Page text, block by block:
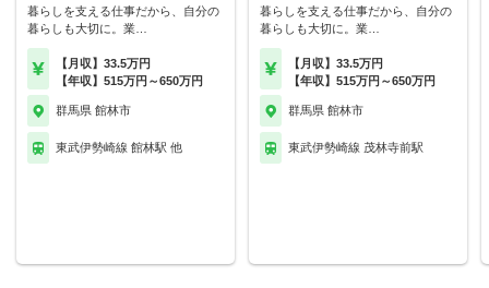
暮らしを支える仕事だから、自分の
暮らしも大切に。業…
【月収】33.5万円
【年収】515万円～650万円
群馬県 館林市
東武伊勢崎線 館林駅 他
暮らしを支える仕事だから、自分の
暮らしも大切に。業…
【月収】33.5万円
【年収】515万円～650万円
群馬県 館林市
東武伊勢崎線 茂林寺前駅